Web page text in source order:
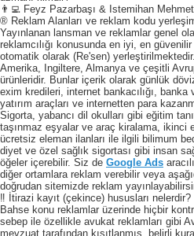
👨‍💻 Feyz Pazarbaşı & Istemihan
® Reklam Alanları ve reklam kodu
Yayınlanan lansman ve reklamlar genel
reklamcılığı konusunda en iyi, en
otomatik olarak (Re'sen)
Amerika, Ingiltere, Almanya ve çeşitli
ürünleridir. Bunlar içerik olarak günlük
exim kredileri, internet bankacılığı, banka
yatırım araçları ve internetten para
Sigorta, yabancı dil okulları gibi eğitim
taşınmaz eşyalar ve araç kiralama, ikinci
ücretsiz eleman ilanları ile ilgili bilimum
diyet ve özel sağlık sigortası gibi insan
öğeler içerebilir. Siz de Google Ads
diğer ortamlara reklam verebilir veya
doğrudan sitemizde reklam
‼️ İtirazi kayıt (çekince) hususları nelerdir?
Bahse konu reklamlar üzerinde hiçbir
sebep ile özellikle avukat reklamları gibi
mevzuat tarafından kısıtlanmış, belirli